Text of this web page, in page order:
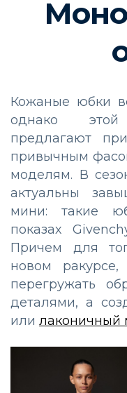
Кожаные юбки
однако
предлагают
привычным
моделям. В
актуальны
мини: такие
показах
Причем для
новом
перегружать
деталями, а
или лаконичный